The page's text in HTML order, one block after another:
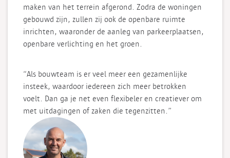
maken van het terrein afgerond. Zodra de woningen
gebouwd zijn, zullen zij ook de openbare ruimte
inrichten, waaronder de aanleg van parkeerplaatsen,
openbare verlichting en het groen.
“Als bouwteam is er veel meer een gezamenlijke
insteek, waardoor iedereen zich meer betrokken
voelt. Dan ga je net even flexibeler en creatiever om
met uitdagingen of zaken die tegenzitten.”